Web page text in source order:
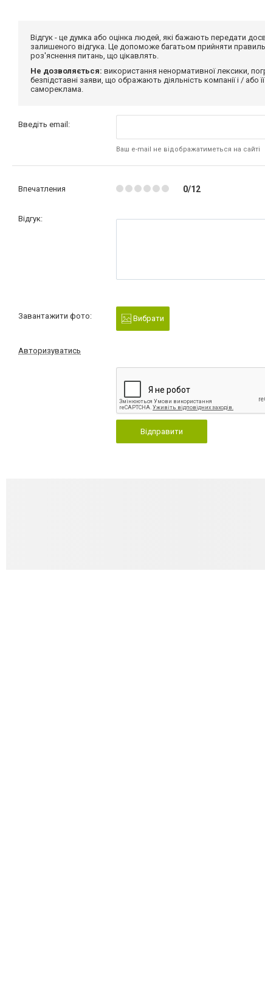
Відгук - це думка або оцінка людей, які бажають передати
залишеного відгука. Це допоможе багатьом прийняти
роз'яснення питань, що цікавлять.
Не дозволяється: використання ненормативної лексики,
безпідставні заяви, що ображають діяльність компанії і /
самореклама.
Введіть email:
Ваш e-mail не відображатиметься на сайті
Впечатления 0/12
Відгук:
Завантажити фото: Вибрати
Авторизуватись
Відправити